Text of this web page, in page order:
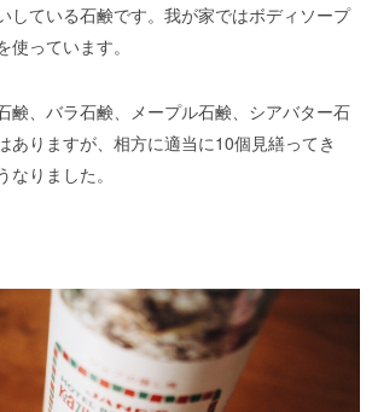
している石鹸です。我が家ではボディソープ
使っています。
鹸、バラ石鹸、メープル石鹸、シアバター石
ありますが、相方に適当に10個見繕ってき
りました。